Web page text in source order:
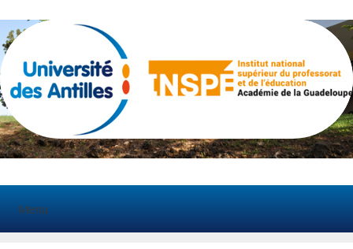
au
contenu
Menu